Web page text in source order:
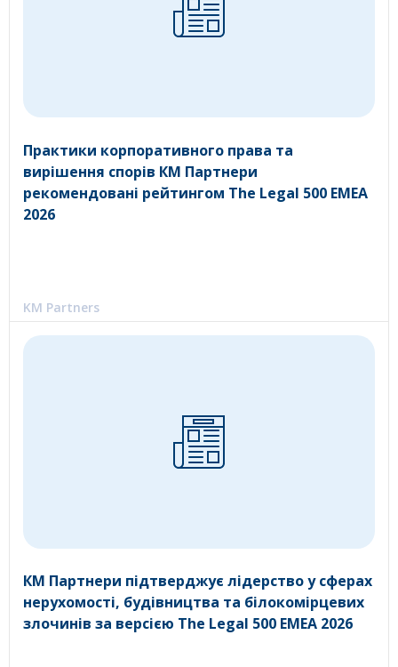
Практики корпоративного права та
вирішення спорів КМ Партнери
рекомендовані рейтингом The Legal 500 EMEA
2026
KM Partners
КМ Партнери підтверджує лідерство у сферах
нерухомості, будівництва та білокомірцевих
злочинів за версією The Legal 500 EMEA 2026